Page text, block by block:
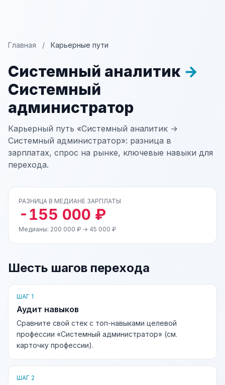
Главная / Карьерные пути
Системный аналитик →
Системный
администратор
Карьерный путь «Системный аналитик →
Системный администратор»: разница в
зарплатах, спрос на рынке, ключевые навыки для
перехода.
РАЗНИЦА В МЕДИАНЕ ЗАРПЛАТЫ
-155 000 ₽
Медианы: 200 000 ₽ → 45 000 ₽
Шесть шагов перехода
ШАГ 1
Аудит навыков
Сравните свой стек с топ-навыками целевой
профессии «Системный администратор» (см.
карточку профессии).
ШАГ 2